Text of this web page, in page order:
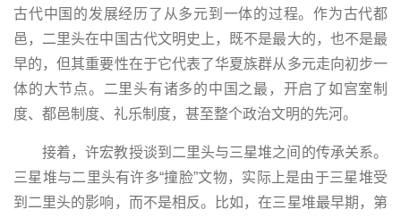
古代中国的发展经历了从多元到一体的过程。作为古代都
邑，二里头在中国古代文明史上，既不是最大的，也不是最
早的，但其重要性在于它代表了华夏族群从多元走向初步一
体的大节点。二里头有诸多的中国之最，开启了如宫室制
度、都邑制度、礼乐制度，甚至整个政治文明的先河。
接着，许宏教授谈到二里头与三星堆之间的传承关系。
三星堆与二里头有许多“撞脸”文物，实际上是由于三星堆受
到二里头的影响，而不是相反。比如，在三星堆最早期，第